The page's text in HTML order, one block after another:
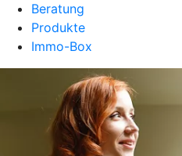
Beratung
Produkte
Immo-Box